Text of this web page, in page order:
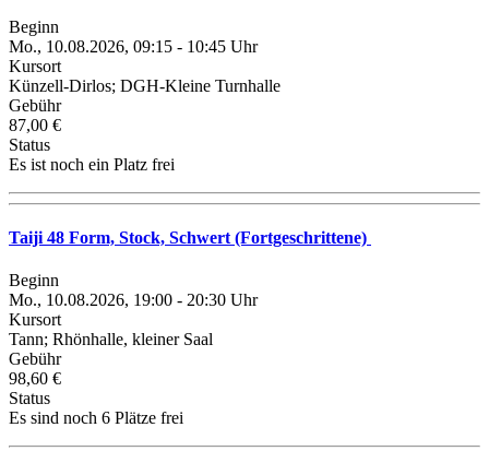
Beginn
Mo., 10.08.2026, 09:15 - 10:45 Uhr
Kursort
Künzell-Dirlos; DGH-Kleine Turnhalle
Gebühr
87,00 €
Status
Es ist noch ein Platz frei
Taiji 48 Form, Stock, Schwert (Fortgeschrittene)
Beginn
Mo., 10.08.2026, 19:00 - 20:30 Uhr
Kursort
Tann; Rhönhalle, kleiner Saal
Gebühr
98,60 €
Status
Es sind noch 6 Plätze frei